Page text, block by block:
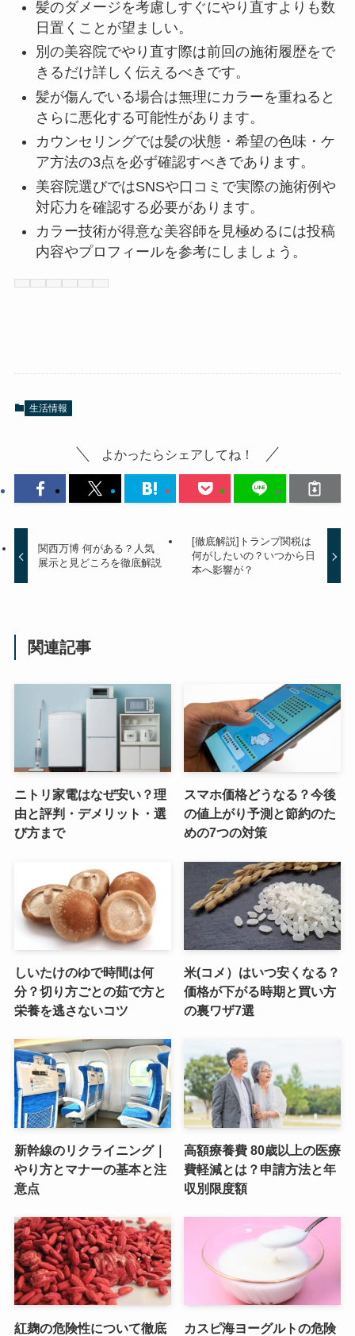
髪のダメージを考慮しすぐにやり直すよりも数
日置くことが望ましい。
別の美容院でやり直す際は前回の施術履歴をで
きるだけ詳しく伝えるべきです。
髪が傷んでいる場合は無理にカラーを重ねると
さらに悪化する可能性があります。
カウンセリングでは髪の状態・希望の色味・ケ
ア方法の3点を必ず確認すべきであります。
美容院選びではSNSや口コミで実際の施術例や
対応力を確認する必要があります。
カラー技術が得意な美容師を見極めるには投稿
内容やプロフィールを参考にしましょう。
生活情報
よかったらシェアしてね！
関西万博 何がある？人気
展示と見どころを徹底解説
[徹底解説]トランプ関税は
何がしたいの？いつから日
本へ影響が？
関連記事
ニトリ家電はなぜ安い？理
由と評判・デメリット・選
び方まで
スマホ価格どうなる？今後
の値上がり予測と節約のた
めの7つの対策
しいたけのゆで時間は何
分？切り方ごとの茹で方と
栄養を逃さないコツ
米(コメ）はいつ安くなる？
価格が下がる時期と買い方
の裏ワザ7選
新幹線のリクライニング｜
やり方とマナーの基本と注
意点
高額療養費 80歳以上の医療
費軽減とは？申請方法と年
収別限度額
紅麹の危険性について徹底
カスピ海ヨーグルトの危険